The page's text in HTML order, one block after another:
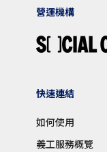
營運機構
快速連結
如何使用
義工服務概覽